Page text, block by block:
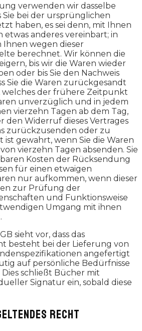
verwenden wir dasselbe
Sie bei der ursprünglichen
haben, es sei denn, mit Ihnen
anderes vereinbart; in
Ihnen wegen dieser
berechnet. Wir können die
bis wir die Waren wieder
oder bis Sie den Nachweis
Sie die Waren zurückgesandt
welches der frühere Zeitpunkt
unverzüglich und in jedem
vierzehn Tagen ab dem Tag,
den Widerruf dieses Vertrages
zurückzusenden oder zu
ist gewahrt, wenn Sie die Waren
vierzehn Tagen absenden. Sie
Kosten der Rücksendung
für einen etwaigen
nur aufkommen, wenn dieser
zur Prüfung der
und Funktionsweise
Umgang mit ihnen
sieht vor, dass das
besteht bei der Lieferung von
angefertigt
auf persönliche Bedürfnisse
schließt Bücher mit
Signatur ein, sobald diese
RECHT